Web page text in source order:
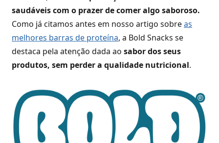
saudáveis com o prazer de comer algo saboroso.
Como já citamos antes em nosso artigo sobreas
melhores barras de proteína, a Bold Snacks se
destaca pela atenção dada ao sabor dos seus
produtos, sem perder a qualidade nutricional.